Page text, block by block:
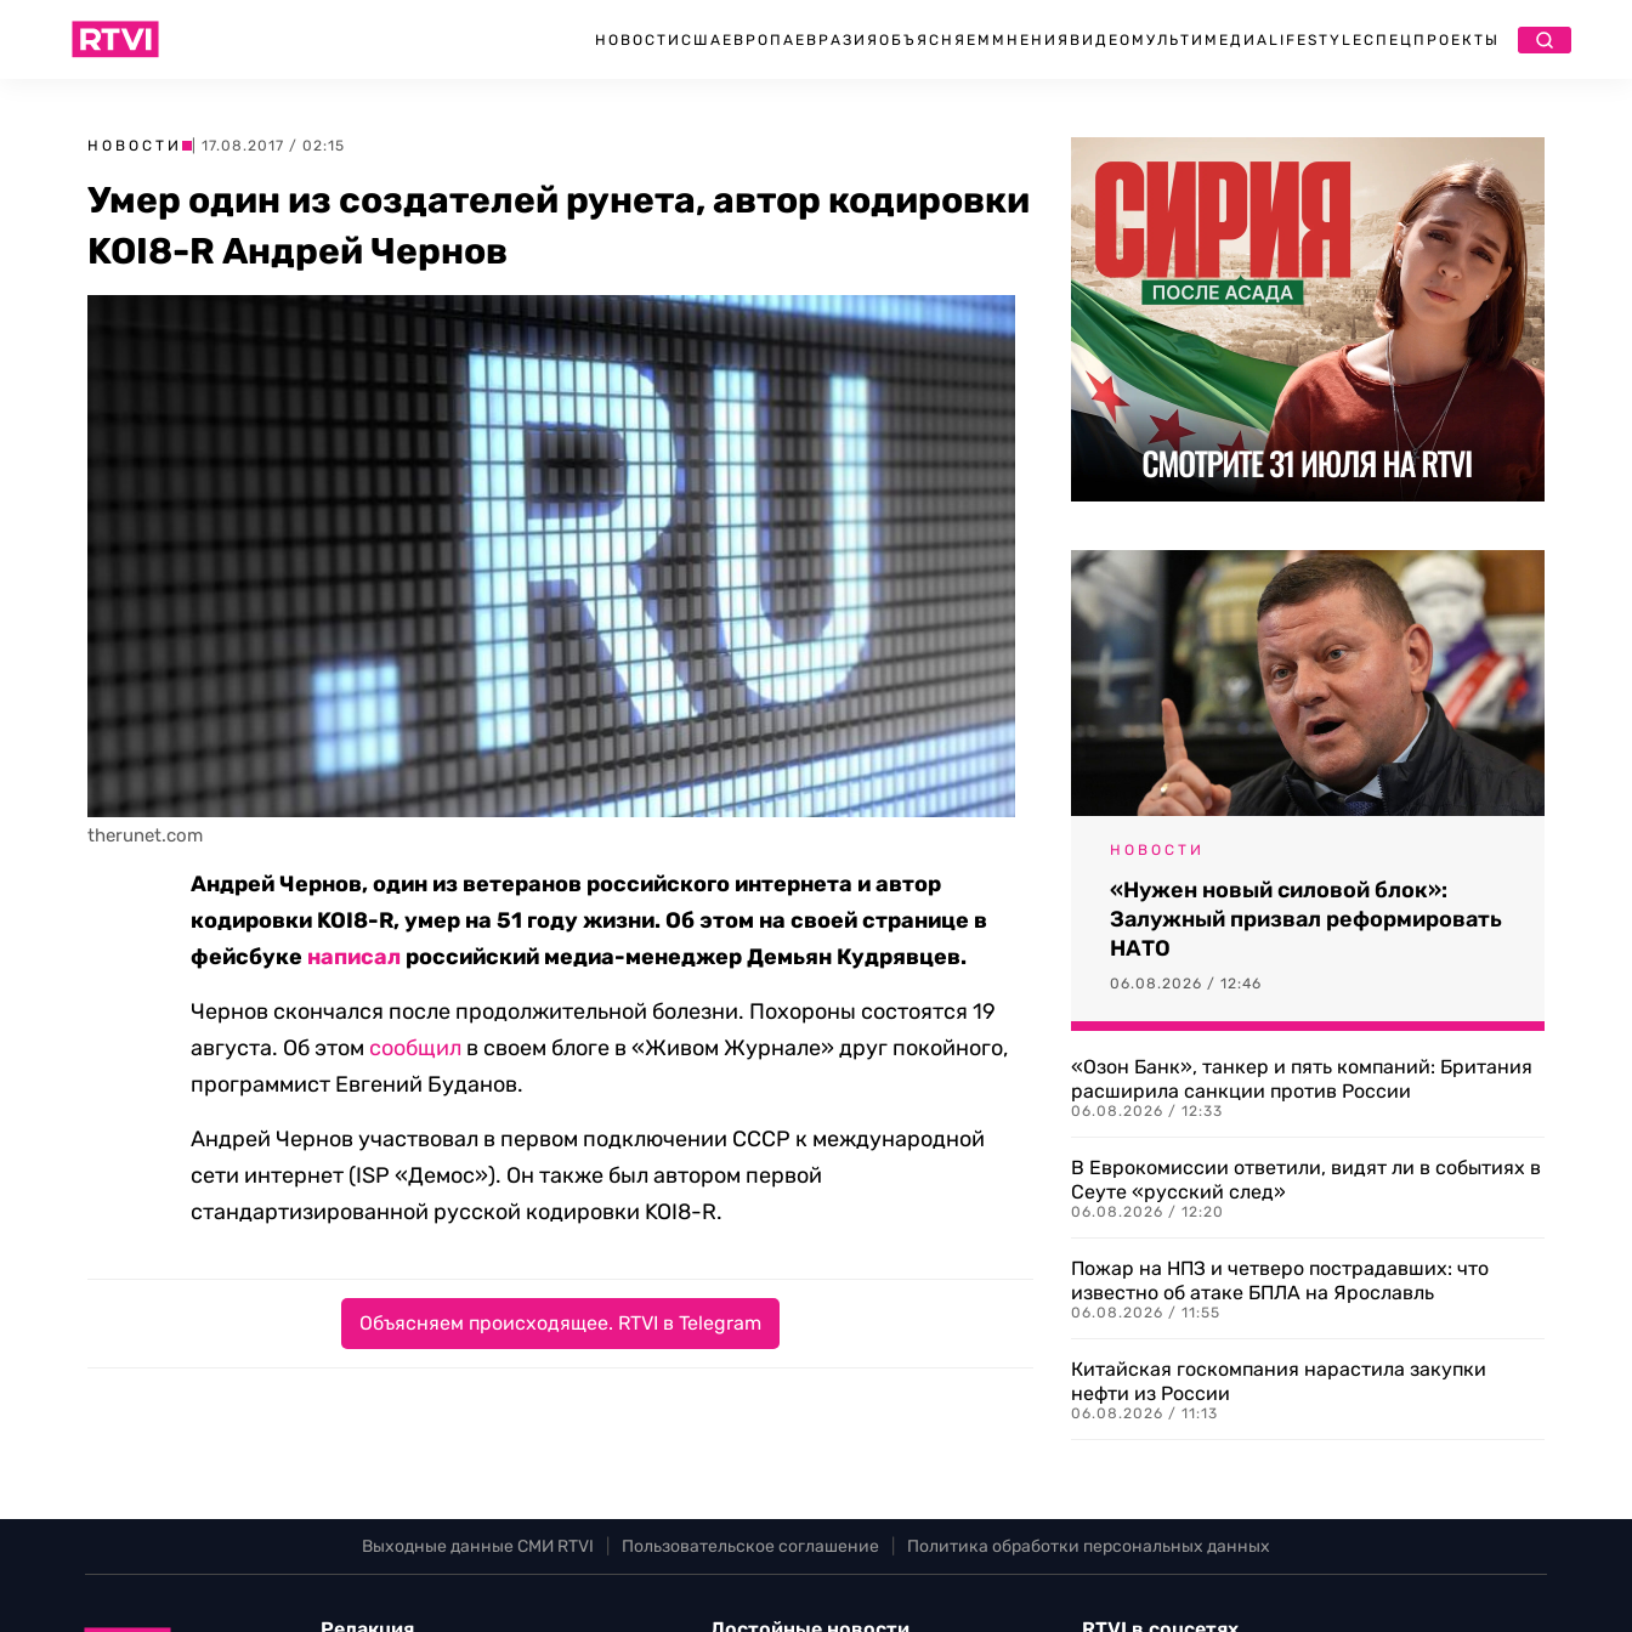
НОВОСТИ США ЕВРОПА ЕВРАЗИЯ ОБЪЯСНЯЕМ МНЕНИЯ ВИДЕО МУЛЬТИМЕДИА LIFESTYLEСПЕЦПРОЕКТЫ
НОВОСТИ | 17.08.2017 / 02:15
Умер один из создателей рунета, автор кодировки
KOI8-R Андрей Чернов
therunet.com
Андрей Чернов, один из ветеранов российского интернета и автор
кодировки KOI8-R, умер на 51 году жизни. Об этом на своей странице в
фейсбуке написал российский медиа-менеджер Демьян Кудрявцев.
Чернов скончался после продолжительной болезни. Похороны состоятся 19
августа. Об этом сообщил в своем блоге в «Живом Журнале» друг покойного,
программист Евгений Буданов.
Андрей Чернов участвовал в первом подключении СССР к международной
сети интернет (ISP «Демос»). Он также был автором первой
стандартизированной русской кодировки KOI8-R.
Объясняем происходящее. RTVI в Telegram
НОВОСТИ
«Нужен новый силовой блок»:
Залужный призвал реформировать
НАТО
06.08.2026 / 12:46
«Озон Банк», танкер и пять компаний: Британия
расширила санкции против России
06.08.2026 / 12:33
В Еврокомиссии ответили, видят ли в событиях в
Сеуте «русский след»
06.08.2026 / 12:20
Пожар на НПЗ и четверо пострадавших: что
известно об атаке БПЛА на Ярославль
06.08.2026 / 11:55
Китайская госкомпания нарастила закупки
нефти из России
06.08.2026 / 11:13
Выходные данные СМИ RTVI Пользовательское соглашение Политика обработки персональных данных